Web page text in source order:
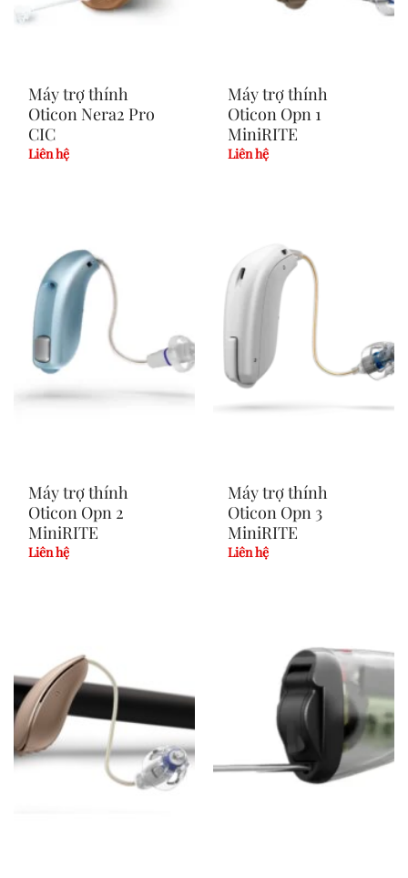
Máy trợ thính
Oticon Nera2 Pro
CIC
Liên hệ
Máy trợ thính
Oticon Opn 1
MiniRITE
Liên hệ
Máy trợ thính
Oticon Opn 2
MiniRITE
Liên hệ
Máy trợ thính
Oticon Opn 3
MiniRITE
Liên hệ